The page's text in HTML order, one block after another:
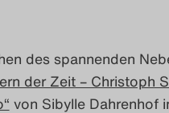
des spannenden
der Zeit – Christoph
von Sibylle Dahrenhof